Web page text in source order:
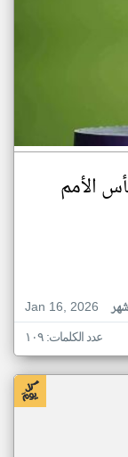
الأمم
Jan 16, 2026
عدد الكلمات: ١٠٩